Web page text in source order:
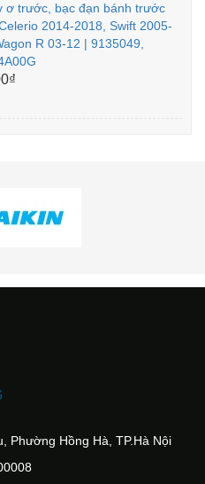
ơ trước, bạc đạn bánh trước
2014-2018, Swift 2005-
R 03-12 | 9135049,
Phường Hồng Hà, TP.Hà Nội